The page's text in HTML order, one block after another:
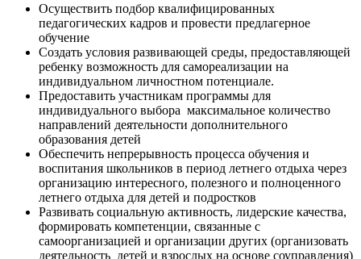
Осуществить подбор квалифицированных
педагогических кадров и провести предлагерное
обучение
Создать условия развивающей среды, предоставляющей
ребенку возможность для самореализации на
индивидуальном личностном потенциале.
Предоставить участникам программы для
индивидуального выбора максимальное количество
направлений деятельности дополнительного
образования детей
Обеспечить непрерывность процесса обучения и
воспитания школьников в период летнего отдыха через
организацию интересного, полезного и полноценного
летнего отдыха для детей и подростков
Развивать социальную активность, лидерские качества,
формировать компетенции, связанные с
самоорганизацией и организации других (организовать
деятельность детей и взрослых на основе соуправления)